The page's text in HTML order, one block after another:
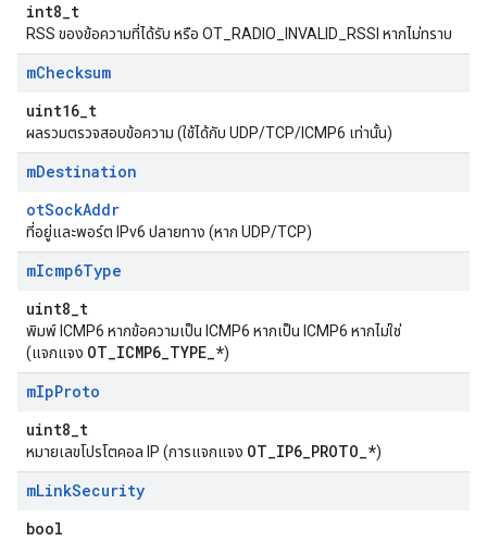
int8_t
RSS ของข้อความที่ได้รับ หรือ OT_RADIO_INVALID_RSSI หากไม่ทราบ
mChecksum
uint16_t
ผลรวมตรวจสอบข้อความ (ใช้ได้กับ UDP/TCP/ICMP6 เท่านั้น)
mDestination
otSockAddr
ที่อยู่และพอร์ต IPv6 ปลายทาง (หาก UDP/TCP)
mIcmp6Type
uint8_t
พิมพ์ ICMP6 หากข้อความเป็น ICMP6 หากเป็น ICMP6 หากไม่ใช่
(แจกแจง OT_ICMP6_TYPE_*)
mIpProto
uint8_t
หมายเลขโปรโตคอล IP (การแจกแจง OT_IP6_PROTO_*)
mLinkSecurity
bool